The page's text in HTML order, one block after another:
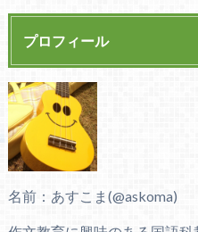
プロフィール
名前：あすこま(@askoma)